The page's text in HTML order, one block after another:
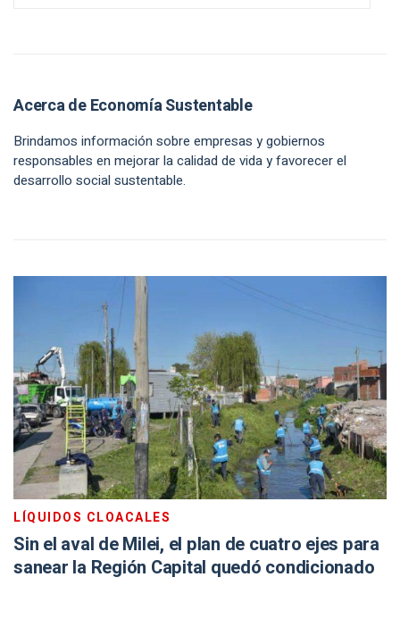
Acerca de Economía Sustentable
Brindamos información sobre empresas y gobiernos
responsables en mejorar la calidad de vida y favorecer el
desarrollo social sustentable.
LÍQUIDOS CLOACALES
Sin el aval de Milei, el plan de cuatro ejes para
sanear la Región Capital quedó condicionado